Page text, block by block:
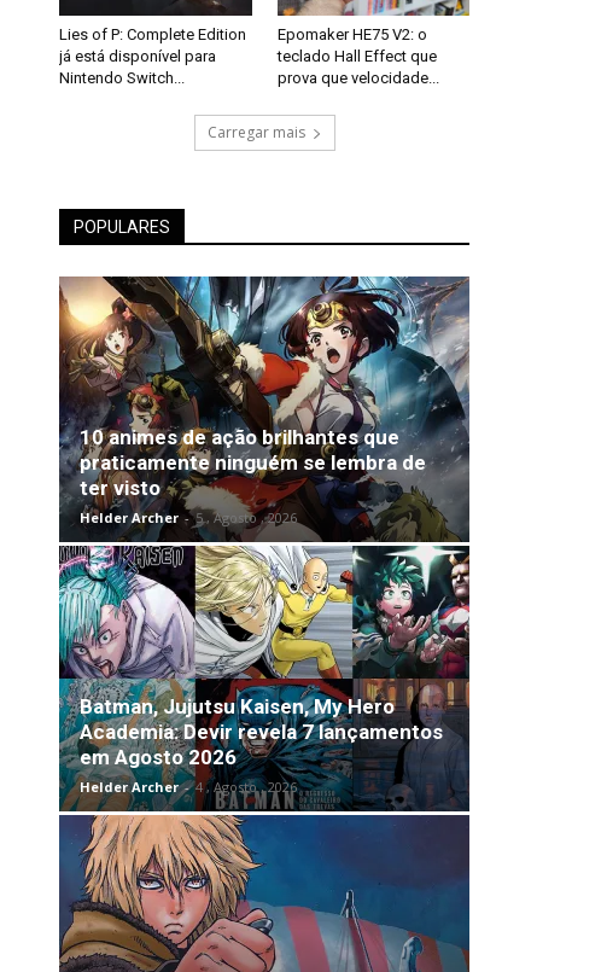
Lies of P: Complete Edition
já está disponível para
Nintendo Switch...
Epomaker HE75 V2: o
teclado Hall Effect que
prova que velocidade...
Carregar mais
POPULARES
10 animes de ação brilhantes que
praticamente ninguém se lembra de
ter visto
Helder Archer - 5 , Agosto , 2026
Batman, Jujutsu Kaisen, My Hero
Academia: Devir revela 7 lançamentos
em Agosto 2026
Helder Archer - 4 , Agosto , 2026